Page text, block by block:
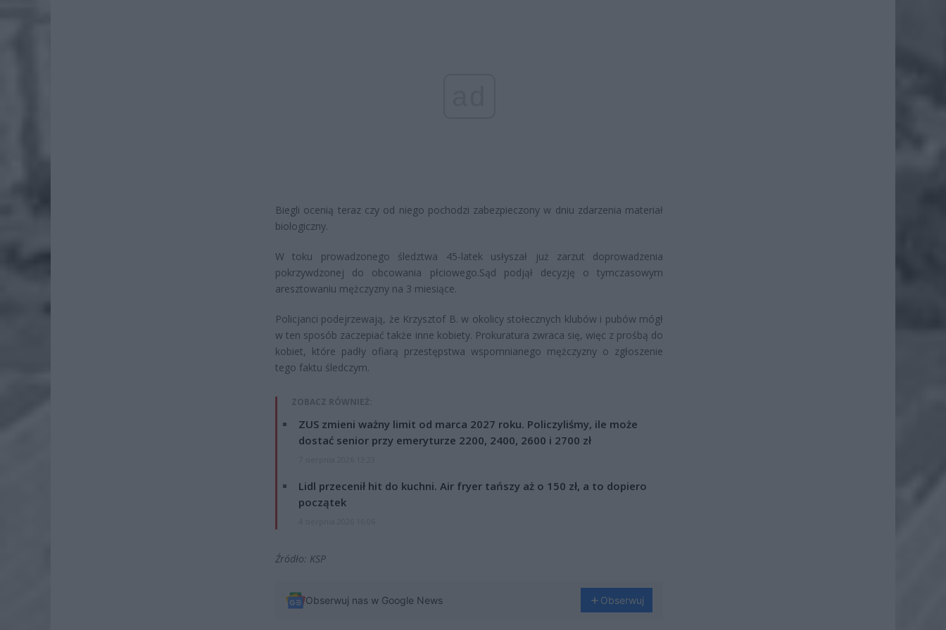
Biegli ocenią teraz czy od niego pochodzi zabezpieczony w dniu zdarzenia materiał
biologiczny.
W toku prowadzonego śledztwa 45-latek usłyszał już zarzut doprowadzenia
pokrzywdzonej do obcowania płciowego.Sąd podjął decyzję o tymczasowym
aresztowaniu mężczyzny na 3 miesiące.
Policjanci podejrzewają, że Krzysztof B. w okolicy stołecznych klubów i pubów mógł
w ten sposób zaczepiać także inne kobiety. Prokuratura zwraca się, więc z prośbą do
kobiet, które padły ofiarą przestępstwa wspomnianego mężczyzny o zgłoszenie
tego faktu śledczym.
ZOBACZ RÓWNIEŻ:
ZUS zmieni ważny limit od marca 2027 roku. Policzyliśmy, ile może
dostać senior przy emeryturze 2200, 2400, 2600 i 2700 zł
Lidl przecenił hit do kuchni. Air fryer tańszy aż o 150 zł, a to dopiero
początek
Źródło: KSP
Obserwuj nas w Google News Obserwuj